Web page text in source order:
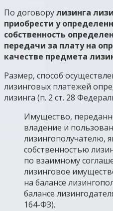
По договорулизинга
приобрести у
собственность
передачи за плату на
качестве предмета
Размер, способ
лизинговых платежей
лизинга (п. 2 ст. 28
Имущество,
владение и
лизингополучателю,
собственностью
по взаимному
лизинговое
на балансе
балансе
164-ФЗ).